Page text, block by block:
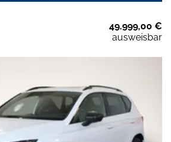
49.999,00 €
ausweisbar